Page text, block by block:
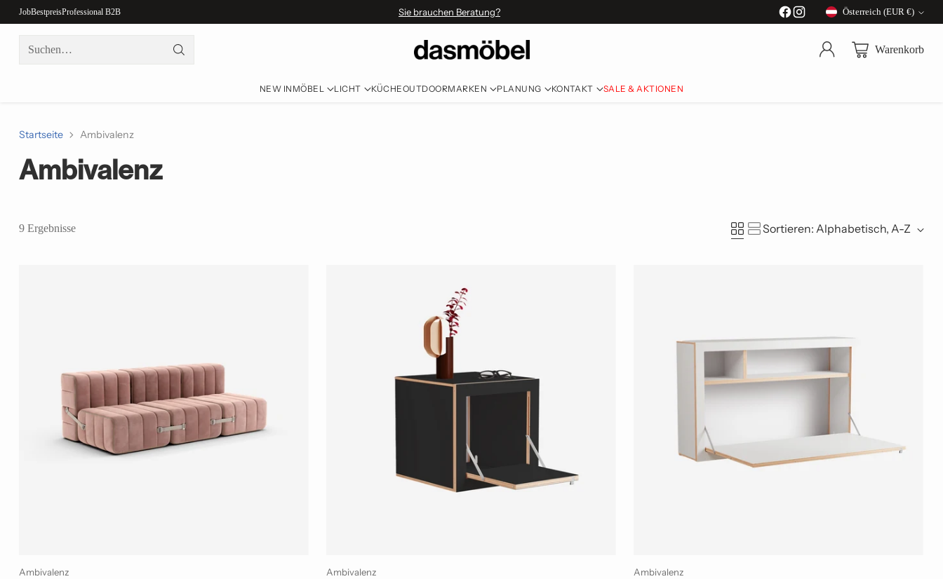
JobBestpreisProfessional B2B Sie brauchen Beratung?
Währung
Österreich (EUR €)
Suchen… Warenkorb
NEW IN MÖBEL LICHT KÜCHEOUTDOORMARKEN PLANUNG KONTAKT SALE & AKTIONEN
Startseite Ambivalenz
Ambivalenz
9 Ergebnisse Sortieren: Alphabetisch, A-Z
Ambivalenz Ambivalenz Ambivalenz